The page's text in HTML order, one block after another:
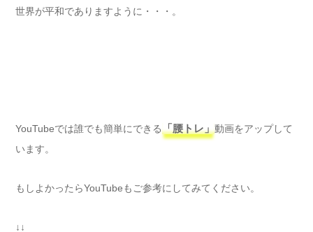
世界が平和でありますように・・・。
YouTubeでは誰でも簡単にできる「腰トレ」動画をアップして
います。
もしよかったらYouTubeもご参考にしてみてください。
↓↓